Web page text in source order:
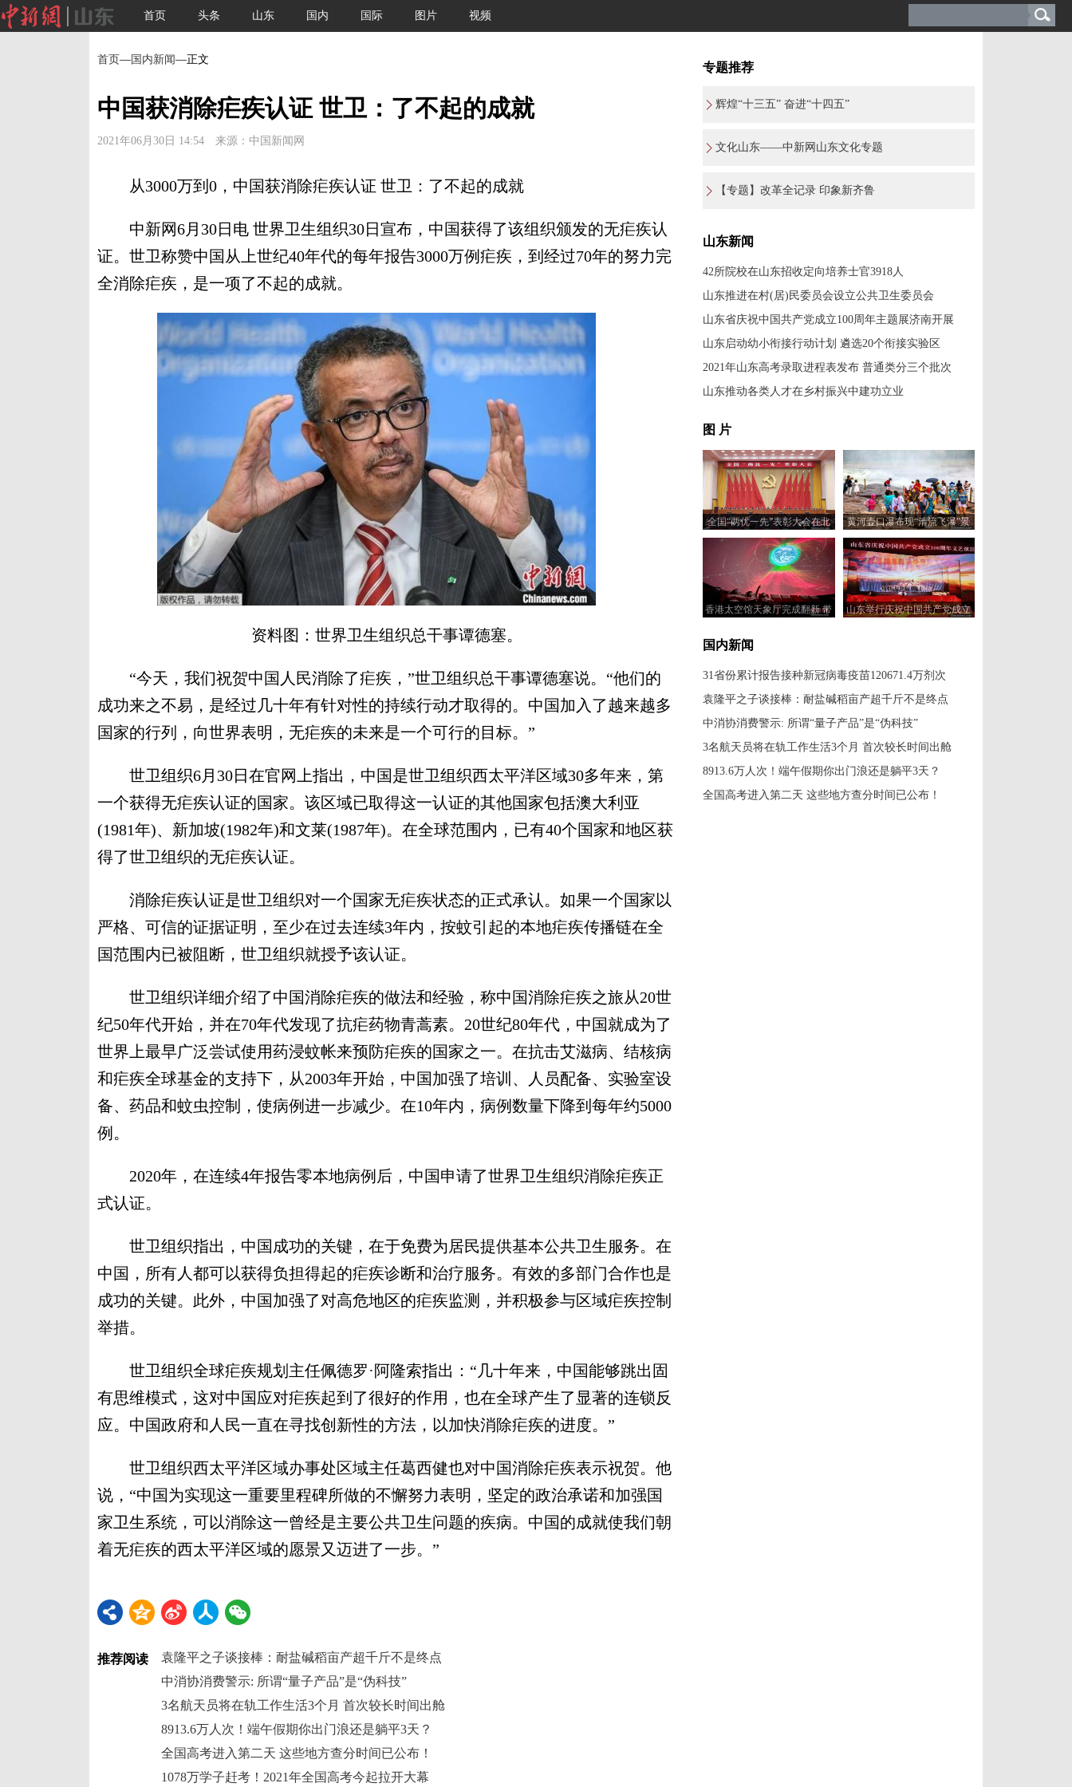
首页 头条 山东 国内 国际 图片 视频
首页— 国内新闻—正文
中国获消除疟疾认证 世卫：了不起的成就
2021年06月30日 14:54 来源：中国新闻网
从3000万到0，中国获消除疟疾认证 世卫：了不起的成就
中新网6月30日电 世界卫生组织30日宣布，中国获得了该组织颁发的无疟疾认
证。世卫称赞中国从上世纪40年代的每年报告3000万例疟疾，到经过70年的努力完
全消除疟疾，是一项了不起的成就。
资料图：世界卫生组织总干事谭德塞。
“今天，我们祝贺中国人民消除了疟疾，”世卫组织总干事谭德塞说。“他们的
成功来之不易，是经过几十年有针对性的持续行动才取得的。中国加入了越来越多
国家的行列，向世界表明，无疟疾的未来是一个可行的目标。”
世卫组织6月30日在官网上指出，中国是世卫组织西太平洋区域30多年来，第
一个获得无疟疾认证的国家。该区域已取得这一认证的其他国家包括澳大利亚
(1981年)、新加坡(1982年)和文莱(1987年)。在全球范围内，已有40个国家和地区获
得了世卫组织的无疟疾认证。
消除疟疾认证是世卫组织对一个国家无疟疾状态的正式承认。如果一个国家以
严格、可信的证据证明，至少在过去连续3年内，按蚊引起的本地疟疾传播链在全
国范围内已被阻断，世卫组织就授予该认证。
世卫组织详细介绍了中国消除疟疾的做法和经验，称中国消除疟疾之旅从20世
纪50年代开始，并在70年代发现了抗疟药物青蒿素。20世纪80年代，中国就成为了
世界上最早广泛尝试使用药浸蚊帐来预防疟疾的国家之一。在抗击艾滋病、结核病
和疟疾全球基金的支持下，从2003年开始，中国加强了培训、人员配备、实验室设
备、药品和蚊虫控制，使病例进一步减少。在10年内，病例数量下降到每年约5000
例。
2020年，在连续4年报告零本地病例后，中国申请了世界卫生组织消除疟疾正
式认证。
世卫组织指出，中国成功的关键，在于免费为居民提供基本公共卫生服务。在
中国，所有人都可以获得负担得起的疟疾诊断和治疗服务。有效的多部门合作也是
成功的关键。此外，中国加强了对高危地区的疟疾监测，并积极参与区域疟疾控制
举措。
世卫组织全球疟疾规划主任佩德罗·阿隆索指出：“几十年来，中国能够跳出固
有思维模式，这对中国应对疟疾起到了很好的作用，也在全球产生了显著的连锁反
应。中国政府和人民一直在寻找创新性的方法，以加快消除疟疾的进度。”
世卫组织西太平洋区域办事处区域主任葛西健也对中国消除疟疾表示祝贺。他
说，“中国为实现这一重要里程碑所做的不懈努力表明，坚定的政治承诺和加强国
家卫生系统，可以消除这一曾经是主要公共卫生问题的疾病。中国的成就使我们朝
着无疟疾的西太平洋区域的愿景又迈进了一步。”
推荐阅读
袁隆平之子谈接棒：耐盐碱稻亩产超千斤不是终点
中消协消费警示: 所谓“量子产品”是“伪科技”
3名航天员将在轨工作生活3个月 首次较长时间出舱
8913.6万人次！端午假期你出门浪还是躺平3天？
全国高考进入第二天 这些地方查分时间已公布！
1078万学子赶考！2021年全国高考今起拉开大幕
专题推荐
辉煌“十三五” 奋进“十四五”
文化山东——中新网山东文化专题
【专题】改革全记录 印象新齐鲁
山东新闻
42所院校在山东招收定向培养士官3918人
山东推进在村(居)民委员会设立公共卫生委员会
山东省庆祝中国共产党成立100周年主题展济南开展
山东启动幼小衔接行动计划 遴选20个衔接实验区
2021年山东高考录取进程表发布 普通类分三个批次
山东推动各类人才在乡村振兴中建功立业
图 片
全国“两优一先”表彰大会在北
京举行
黄河壶口瀑布现“清流飞瀑”景
观
香港太空馆天象厅完成翻新 带
山东举行庆祝中国共产党成立
国内新闻
31省份累计报告接种新冠病毒疫苗120671.4万剂次
袁隆平之子谈接棒：耐盐碱稻亩产超千斤不是终点
中消协消费警示: 所谓“量子产品”是“伪科技”
3名航天员将在轨工作生活3个月 首次较长时间出舱
8913.6万人次！端午假期你出门浪还是躺平3天？
全国高考进入第二天 这些地方查分时间已公布！